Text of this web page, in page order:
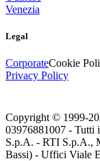
Venezia
Legal
CorporateCookie
Privacy Policy
Copyright © 1999-
03976881007 - Tutti
S.p.A. - RTI S.p.A.,
Bassi) - Uffici Viale